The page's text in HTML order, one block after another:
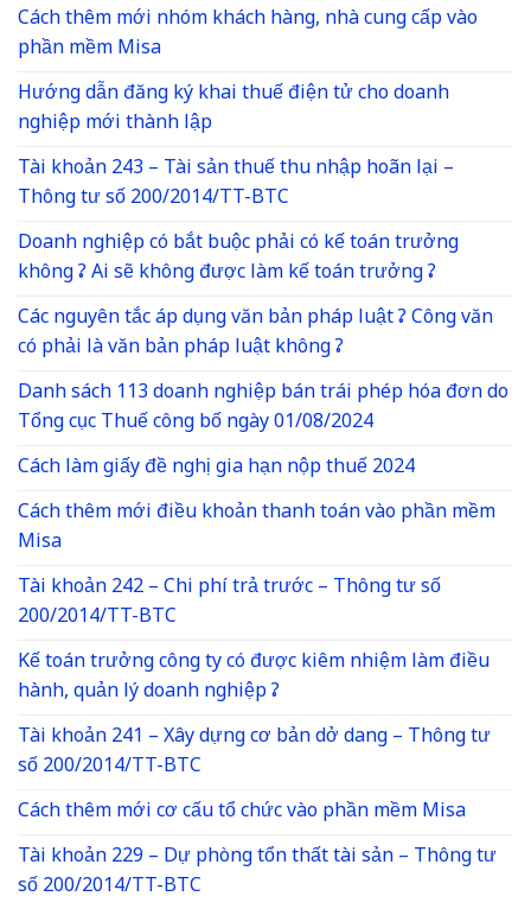
Cách thêm mới nhóm khách hàng, nhà cung cấp vào
phần mềm Misa
Hướng dẫn đăng ký khai thuế điện tử cho doanh
nghiệp mới thành lập
Tài khoản 243 – Tài sản thuế thu nhập hoãn lại –
Thông tư số 200/2014/TT-BTC
Doanh nghiệp có bắt buộc phải có kế toán trưởng
không ? Ai sẽ không được làm kế toán trưởng ?
Các nguyên tắc áp dụng văn bản pháp luật ? Công văn
có phải là văn bản pháp luật không ?
Danh sách 113 doanh nghiệp bán trái phép hóa đơn do
Tổng cục Thuế công bố ngày 01/08/2024
Cách làm giấy đề nghị gia hạn nộp thuế 2024
Cách thêm mới điều khoản thanh toán vào phần mềm
Misa
Tài khoản 242 – Chi phí trả trước – Thông tư số
200/2014/TT-BTC
Kế toán trưởng công ty có được kiêm nhiệm làm điều
hành, quản lý doanh nghiệp ?
Tài khoản 241 – Xây dựng cơ bản dở dang – Thông tư
số 200/2014/TT-BTC
Cách thêm mới cơ cấu tổ chức vào phần mềm Misa
Tài khoản 229 – Dự phòng tổn thất tài sản – Thông tư
số 200/2014/TT-BTC